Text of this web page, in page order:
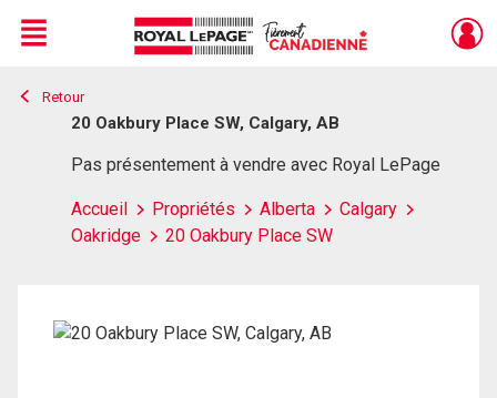
Live
En Direct
Menu
Retour
20 Oakbury Place SW, Calgary, AB
Pas présentement à vendre avec Royal LePage
Accueil Propriétés Alberta
Calgary
Oakridge
20 Oakbury Place SW